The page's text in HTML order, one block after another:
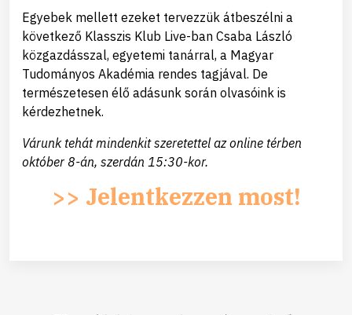
Egyebek mellett ezeket tervezzük átbeszélni a
következő Klasszis Klub Live-ban Csaba László
közgazdásszal, egyetemi tanárral, a Magyar
Tudományos Akadémia rendes tagjával. De
természetesen élő adásunk során olvasóink is
kérdezhetnek.
Várunk tehát mindenkit szeretettel az online térben
október 8-án, szerdán 15:30-kor.
>> Jelentkezzen most!